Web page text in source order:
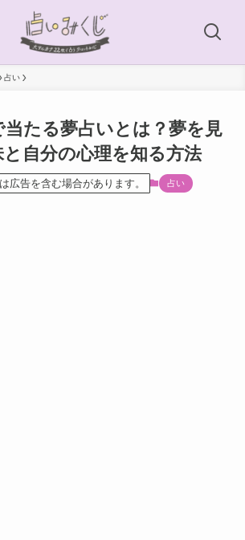
占い
当たる夢占いとは？夢を見
と自分の心理を知る方法
広告を含む場合があります。 占い